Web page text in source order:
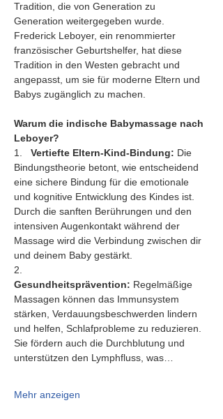
Tradition, die von Generation zu
Generation weitergegeben wurde.
Frederick Leboyer, ein renommierter
französischer Geburtshelfer, hat diese
Tradition in den Westen gebracht und
angepasst, um sie für moderne Eltern und
Babys zugänglich zu machen.
Warum die indische Babymassage nach
Leboyer?
1. Vertiefte Eltern-Kind-Bindung: Die
Bindungstheorie betont, wie entscheidend
eine sichere Bindung für die emotionale
und kognitive Entwicklung des Kindes ist.
Durch die sanften Berührungen und den
intensiven Augenkontakt während der
Massage wird die Verbindung zwischen dir
und deinem Baby gestärkt.
2.
Gesundheitsprävention: Regelmäßige
Massagen können das Immunsystem
stärken, Verdauungsbeschwerden lindern
und helfen, Schlafprobleme zu reduzieren.
Sie fördern auch die Durchblutung und
unterstützen den Lymphfluss, was…
Mehr anzeigen